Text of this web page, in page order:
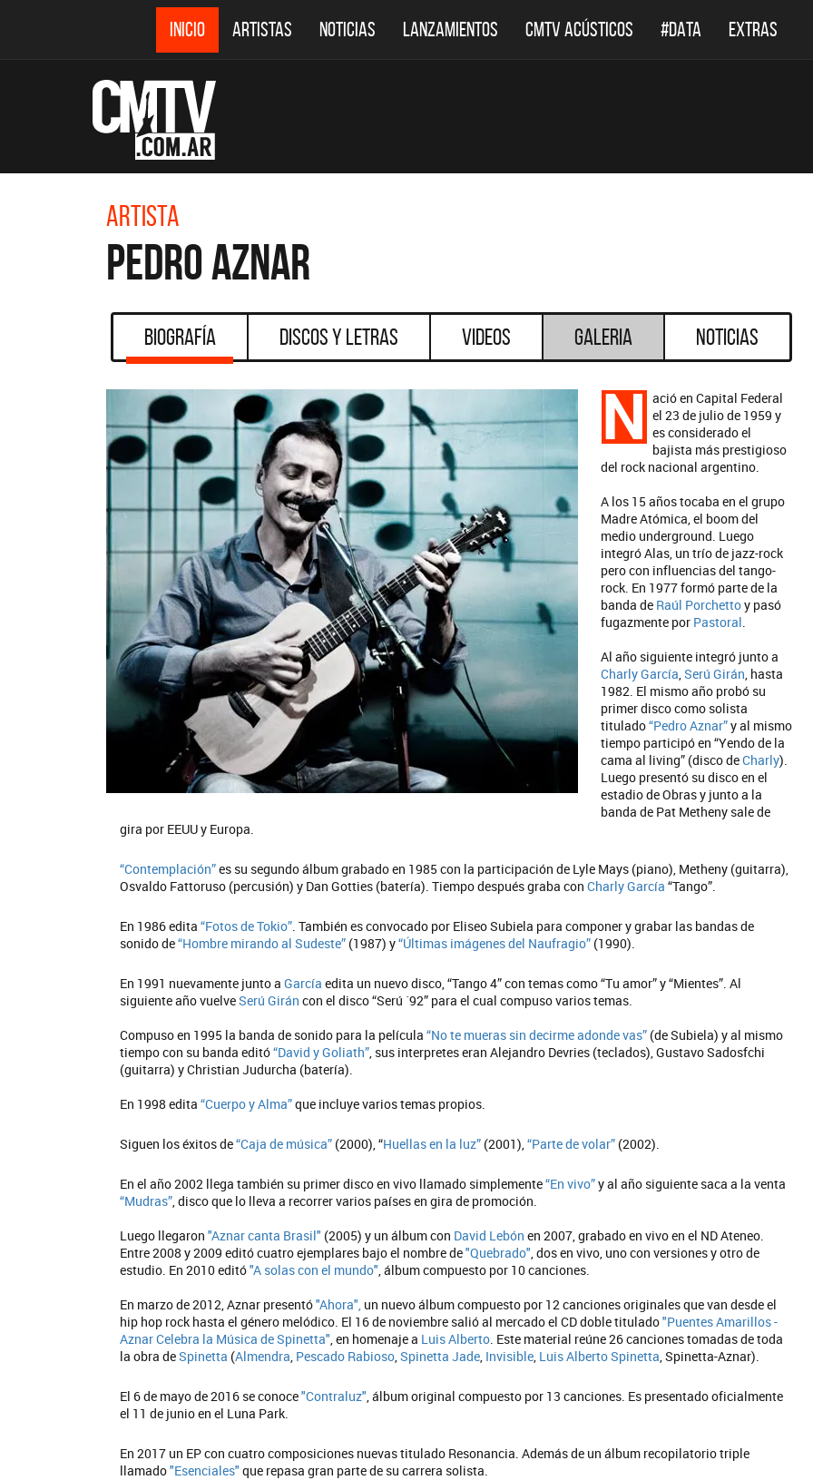
INICIO ARTISTAS NOTICIAS LANZAMIENTOS CMTV ACÚSTICOS #DATA EXTRAS
Artista
Pedro Aznar
Biografía Discos y Letras Videos Galeria Noticias
N ació en Capital Federal
el 23 de julio de 1959 y
es considerado el
bajista más prestigioso
del rock nacional argentino.
A los 15 años tocaba en el grupo
Madre Atómica, el boom del
medio underground. Luego
integró Alas, un trío de jazz-rock
pero con influencias del tango-
rock. En 1977 formó parte de la
banda de Raúl Porchettoy pasó
fugazmente por Pastoral.
Al año siguiente integró junto a
Charly García,Serú Girán, hasta
1982. El mismo año probó su
primer disco como solista
titulado“Pedro Aznar”y al mismo
tiempo participó en “Yendo de la
cama al living” (disco deCharly).
Luego presentó su disco en el
estadio de Obras y junto a la
banda de Pat Metheny sale de
gira por EEUU y Europa.
“Contemplación”es su segundo álbum grabado en 1985 con la participación de Lyle Mays (piano), Metheny (guitarra),
Osvaldo Fattoruso (percusión) y Dan Gotties (batería). Tiempo después graba con Charly García “Tango”.
En 1986 edita “Fotos de Tokio”. También es convocado por Eliseo Subiela para componer y grabar las bandas de
sonido de“Hombre mirando al Sudeste” (1987) y“Últimas imágenes del Naufragio” (1990).
En 1991 nuevamente junto a García edita un nuevo disco, “Tango 4” con temas como “Tu amor” y “Mientes”. Al
siguiente año vuelveSerú Girán con el disco “Serú ´92” para el cual compuso varios temas.
Compuso en 1995 la banda de sonido para la película “No te mueras sin decirme adonde vas” (de Subiela) y al mismo
tiempo con su banda editó“David y Goliath”, sus interpretes eran Alejandro Devries (teclados), Gustavo Sadosfchi
(guitarra) y Christian Judurcha (batería).
En 1998 edita “Cuerpo y Alma”que incluye varios temas propios.
Siguen los éxitos de“Caja de música” (2000), “Huellas en la luz” (2001),“Parte de volar” (2002).
En el año 2002 llega también su primer disco en vivo llamado simplemente“En vivo”y al año siguiente saca a la venta
“Mudras”, disco que lo lleva a recorrer varios países en gira de promoción.
Luego llegaron "Aznar canta Brasil" (2005) y un álbum con David Lebón en 2007, grabado en vivo en el ND Ateneo.
Entre 2008 y 2009 editó cuatro ejemplares bajo el nombre de"Quebrado", dos en vivo, uno con versiones y otro de
estudio. En 2010 editó"A solas con el mundo", álbum compuesto por 10 canciones.
En marzo de 2012, Aznar presentó"Ahora", un nuevo álbum compuesto por 12 canciones originales que van desde el
hip hop rock hasta el género melódico. El 16 de noviembre salió al mercado el CD doble titulado"Puentes Amarillos -
Aznar Celebra la Música de Spinetta", en homenaje a Luis Alberto. Este material reúne 26 canciones tomadas de toda
la obra deSpinetta (Almendra, Pescado Rabioso,Spinetta Jade, Invisible, Luis Alberto Spinetta, Spinetta-Aznar).
El 6 de mayo de 2016 se conoce"Contraluz", álbum original compuesto por 13 canciones. Es presentado oficialmente
el 11 de junio en el Luna Park.
En 2017 un EP con cuatro composiciones nuevas titulado Resonancia. Además de un álbum recopilatorio triple
llamado"Esenciales" que repasa gran parte de su carrera solista.